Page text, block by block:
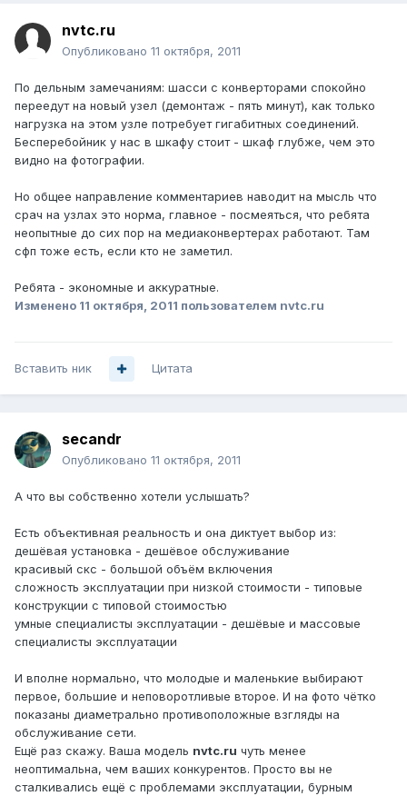
nvtc.ru
Опубликовано 11 октября, 2011
По дельным замечаниям: шасси с конверторами спокойно
переедут на новый узел (демонтаж - пять минут), как только
нагрузка на этом узле потребует гигабитных соединений.
Бесперебойник у нас в шкафу стоит - шкаф глубже, чем это
видно на фотографии.
Но общее направление комментариев наводит на мысль что
срач на узлах это норма, главное - посмеяться, что ребята
неопытные до сих пор на медиаконвертерах работают. Там
сфп тоже есть, если кто не заметил.
Ребята - экономные и аккуратные.
Изменено 11 октября, 2011 пользователем nvtc.ru
Вставить ник Цитата
secandr
Опубликовано 11 октября, 2011
А что вы собственно хотели услышать?
Есть объективная реальность и она диктует выбор из:
дешёвая установка - дешёвое обслуживание
красивый скс - большой объём включения
сложность эксплуатации при низкой стоимости - типовые
конструкции с типовой стоимостью
умные специалисты эксплуатации - дешёвые и массовые
специалисты эксплуатации
И вполне нормально, что молодые и маленькие выбирают
первое, большие и неповоротливые второе. И на фото чётко
показаны диаметрально противоположные взгляды на
обслуживание сети.
Ещё раз скажу. Ваша модель nvtc.ru чуть менее
неоптимальна, чем ваших конкурентов. Просто вы не
сталкивались ещё с проблемами эксплуатации, бурным